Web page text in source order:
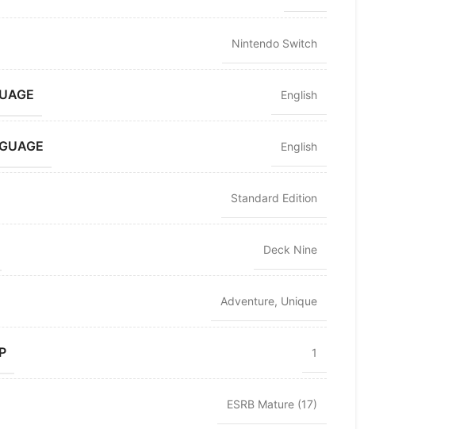
Nintendo Switch
English
English
Standard Edition
Deck Nine
Adventure, Unique
1
ESRB Mature (17)